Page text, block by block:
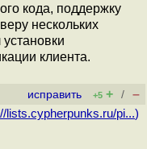
кода, поддержку
нескольких
клиента.
исправить +5 + / –
lists.cypherpunks.ru/pi...)